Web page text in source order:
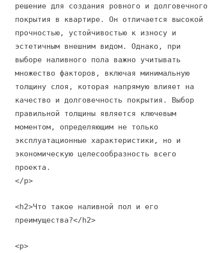
решение для создания ровного и долговечного
покрытия в квартире. Он отличается высокой
прочностью, устойчивостью к износу и
эстетичным внешним видом. Однако, при
выборе наливного пола важно учитывать
множество факторов, включая минимальную
толщину слоя, которая напрямую влияет на
качество и долговечность покрытия. Выбор
правильной толщины является ключевым
моментом, определяющим не только
эксплуатационные характеристики, но и
экономическую целесообразность всего
проекта.
</p>
<h2>Что такое наливной пол и его
преимущества?</h2>
<p>